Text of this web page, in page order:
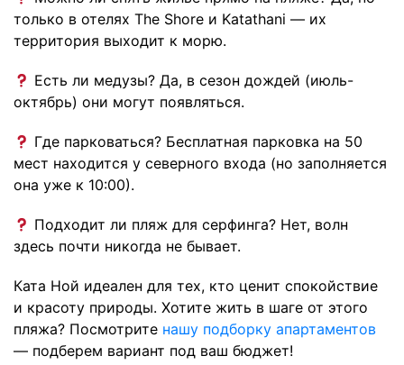
только в отелях The Shore и Katathani — их
территория выходит к морю.
Есть ли медузы? Да, в сезон дождей (июль-
октябрь) они могут появляться.
Где парковаться? Бесплатная парковка на 50
мест находится у северного входа (но заполняется
она уже к 10:00).
Подходит ли пляж для серфинга? Нет, волн
здесь почти никогда не бывает.
Ката Ной идеален для тех, кто ценит спокойствие
и красоту природы. Хотите жить в шаге от этого
пляжа? Посмотрите нашу подборку апартаментов
— подберем вариант под ваш бюджет!